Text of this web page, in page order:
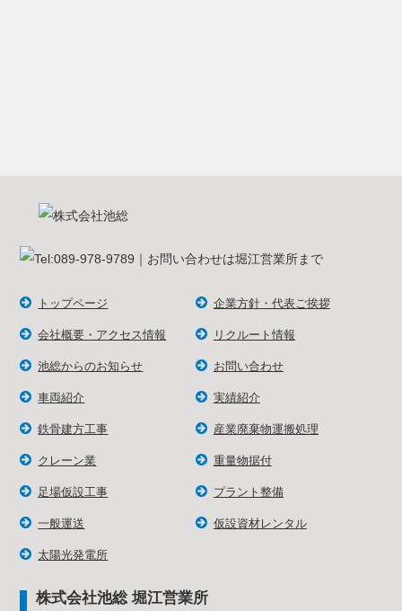
トップページ 企業方針・代表ご挨拶
会社概要・アクセス情報 リクルート情報
池総からのお知らせ お問い合わせ
車両紹介 実績紹介
鉄骨建方工事 産業廃棄物運搬処理
クレーン業 重量物据付
足場仮設工事 プラント整備
一般運送 仮設資材レンタル
太陽光発電所
株式会社池総 堀江営業所